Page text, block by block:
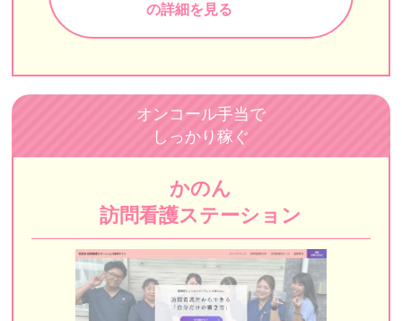
いちご訪問介護ステーション
訪問看護ステーションナースであんしん
あすなろ訪問看護ステーション 上石神井ステーション
ナースステーション東京
砂町訪問看護ステーション
野いちご訪問看護ステーション
訪問看護ステーションあいゆう
の詳細を見る
オンコール手当で
しっかり稼ぐ
かのん
訪問看護ステーション